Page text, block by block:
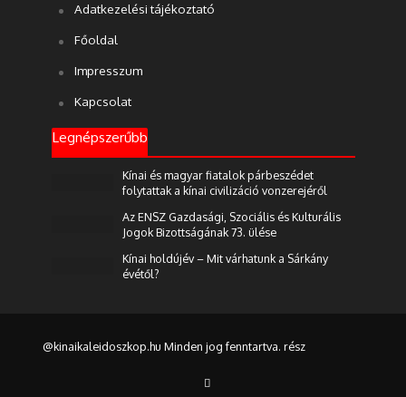
Adatkezelési tájékoztató
Főoldal
Impresszum
Kapcsolat
Legnépszerűbb
Kínai és magyar fiatalok párbeszédet
folytattak a kínai civilizáció vonzerejéről
Az ENSZ Gazdasági, Szociális és Kulturális
Jogok Bizottságának 73. ülése
Kínai holdújév – Mit várhatunk a Sárkány
évétől?
@kinaikaleidoszkop.hu Minden jog fenntartva. rész